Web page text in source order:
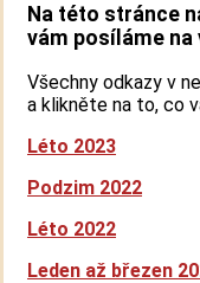
Na této stránce
vám posíláme na
Všechny odkazy v
a klikněte na to, co
Léto 2023
Podzim 2022
Léto 2022
Leden až březen